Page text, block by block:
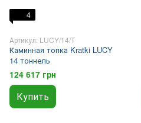
4
Артикул: LUCY/14/T
Каминная топка Kratki LUCY
14 тоннель
124 617 грн
Купить